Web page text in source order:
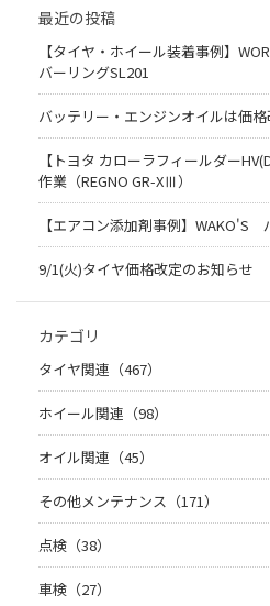
最近の投稿
【タイヤ・ホイール装着事例】
バーリングSL201
バッテリー・エンジンオイルは価
【トヨタ カローラフィールダー
作業（REGNO GR-XⅢ）
【エアコン添加剤事例】WAKO'S
9/1(火)タイヤ価格改定のお知らせ
カテゴリ
タイヤ関連（467）
ホイール関連（98）
オイル関連（45）
その他メンテナンス（171）
点検（38）
車検（27）